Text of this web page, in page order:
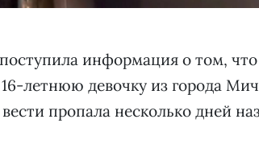
информация о том, что
летнюю девочку из города
пропала несколько дней